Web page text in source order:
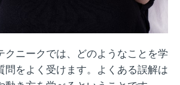
クニークでは、どのようなことを学
問をよく受けます。よくある誤解は